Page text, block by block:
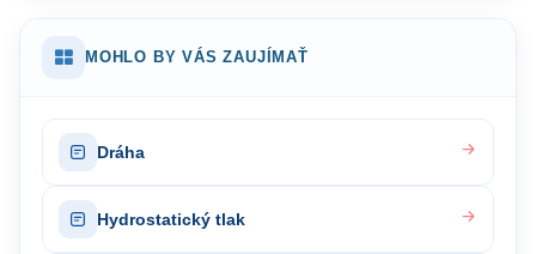
MOHLO BY VÁS ZAUJÍMAŤ
Dráha
Hydrostatický tlak